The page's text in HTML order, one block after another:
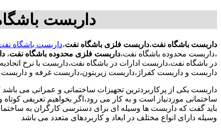
داربست
داربست باشگاه نفت،داربست فلزی باشگاه نفت،داربست باشگاه
،داربست محدوده باشگاه نفت،داربست فلزی محدوده باشگاه نفت،
در باشگاه نفت،داربست ادارات در باشگاه نفت،داربست با نرخ
داربست و داربست کفراژ،داربست زیربتون،داربست غرفه و
داربست یکی از پرکاربردترین تجهیزات ساختمانی و عمرانی می باشد
ساختمانی موردنیاز است و به کار می رود،اگر بخواهیم تعریفی کوتاه
باید گفت که داربست ها وسیله ای برای دسترسی کارگران به
وسیله دارای انواع مختلف در ابعاد و کاربردهای متعدد می باشد